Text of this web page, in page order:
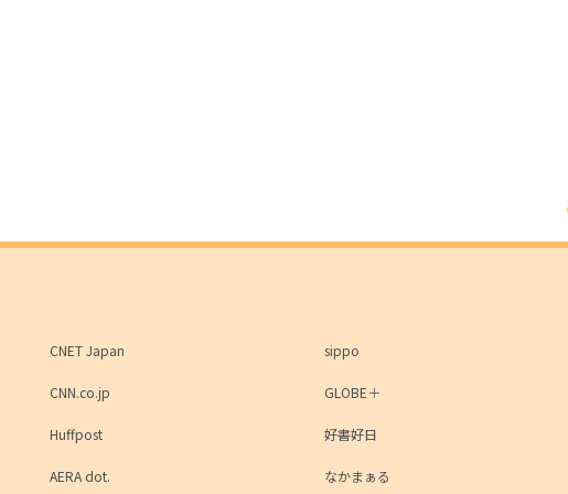
CNET Japan
CNN.co.jp
Huffpost
AERA dot.
sippo
GLOBE＋
好書好日
なかまぁる